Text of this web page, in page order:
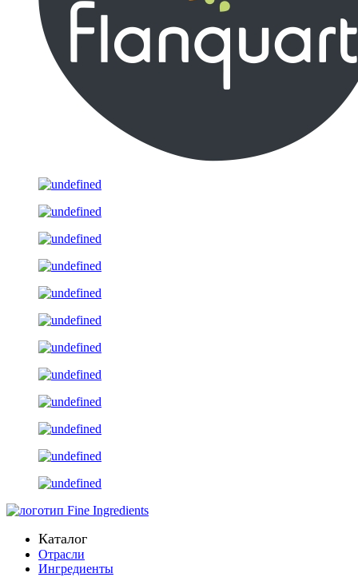
Каталог
Отрасли
Ингредиенты